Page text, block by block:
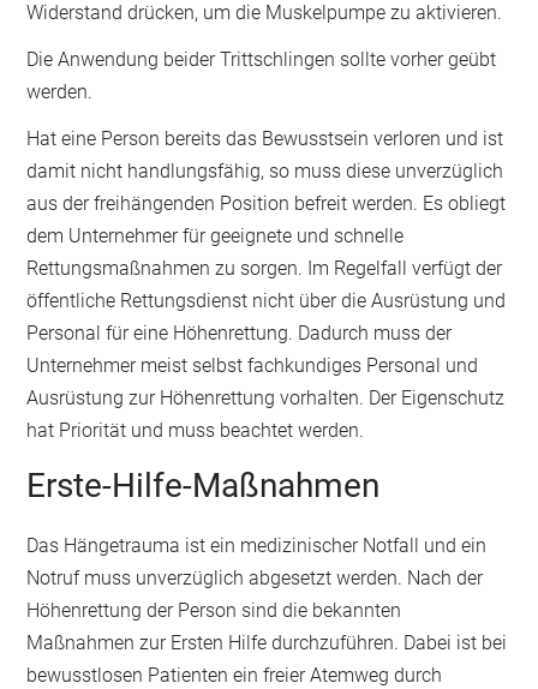
Widerstand drücken, um die Muskelpumpe zu aktivieren.
Die Anwendung beider Trittschlingen sollte vorher geübt
werden.
Hat eine Person bereits das Bewusstsein verloren und ist
damit nicht handlungsfähig, so muss diese unverzüglich
aus der freihängenden Position befreit werden. Es obliegt
dem Unternehmer für geeignete und schnelle
Rettungsmaßnahmen zu sorgen. Im Regelfall verfügt der
öffentliche Rettungsdienst nicht über die Ausrüstung und
Personal für eine Höhenrettung. Dadurch muss der
Unternehmer meist selbst fachkundiges Personal und
Ausrüstung zur Höhenrettung vorhalten. Der Eigenschutz
hat Priorität und muss beachtet werden.
Erste-Hilfe-Maßnahmen
Das Hängetrauma ist ein medizinischer Notfall und ein
Notruf muss unverzüglich abgesetzt werden. Nach der
Höhenrettung der Person sind die bekannten
Maßnahmen zur Ersten Hilfe durchzuführen. Dabei ist bei
bewusstlosen Patienten ein freier Atemweg durch